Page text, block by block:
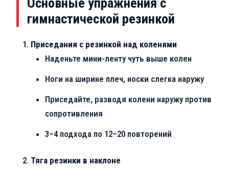
Основные упражнения с
гимнастической резинкой
Приседания с резинкой над коленями
Наденьте мини-ленту чуть выше колен
Ноги на ширине плеч, носки слегка наружу
Приседайте, разводя колени наружу против
сопротивления
3–4 подхода по 12–20 повторений
Тяга резинки в наклоне